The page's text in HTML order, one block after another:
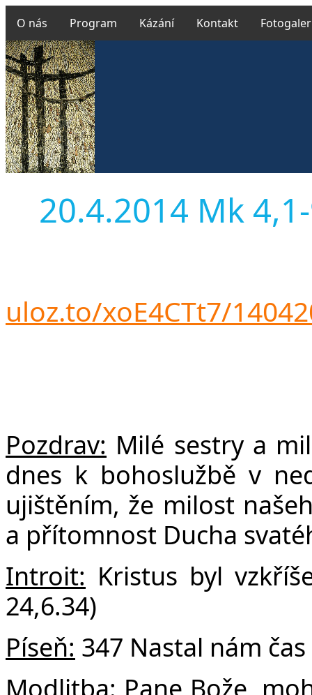
O nás Program Kázání Kontakt
20.4.2014 Mk
uloz.to/xoE4CTt7/
Pozdrav: Milé sestry a
dnes k bohoslužbě v
ujištěním, že milost
a přítomnost Ducha
Introit: Kristus byl
24,6.34)
Píseň: 347 Nastal nám
Modlitba: Pane Bože,